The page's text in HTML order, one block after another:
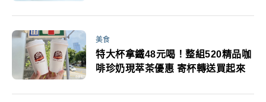
美食
特大杯拿鐵48元喝！整組520精品咖
啡珍奶現萃茶優惠 寄杯轉送買起來